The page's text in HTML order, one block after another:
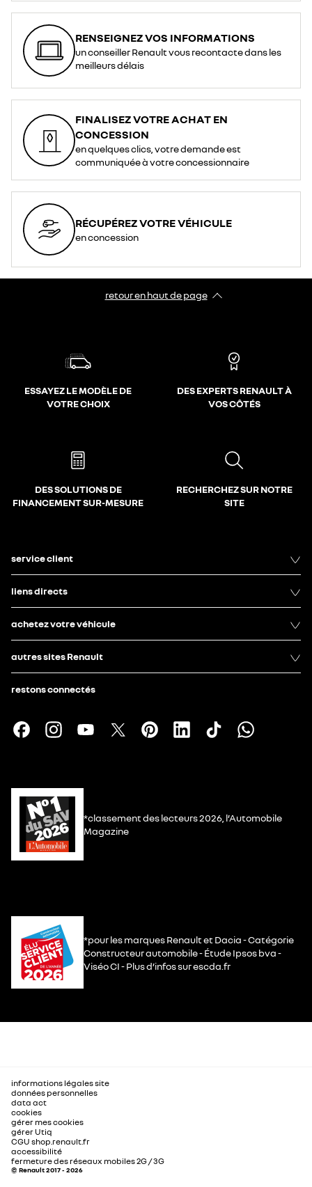
RENSEIGNEZ VOS INFORMATIONS
un conseiller Renault vous recontacte dans les
meilleurs délais
FINALISEZ VOTRE ACHAT EN
CONCESSION
en quelques clics, votre demande est
communiquée à votre concessionnaire
RÉCUPÉREZ VOTRE VÉHICULE
en concession
retour en haut de page​
ESSAYEZ LE MODÈLE DE
VOTRE CHOIX
DES EXPERTS RENAULT À
VOS CÔTÉS
DES SOLUTIONS DE
FINANCEMENT SUR-MESURE
RECHERCHEZ SUR NOTRE
SITE
service client
liens directs
achetez votre véhicule
autres sites Renault
restons connectés
*classement des lecteurs 2026, l’Automobile
Magazine
*pour les marques Renault et Dacia - Catégorie
Constructeur automobile - Étude Ipsos bva -
Viséo CI - Plus d’infos sur escda.fr
informations légales site
données personnelles
data act
cookies
gérer mes cookies
gérer Utiq
CGU shop.renault.fr
accessibilité
fermeture des réseaux mobiles 2G / 3G
© Renault 2017 - 2026